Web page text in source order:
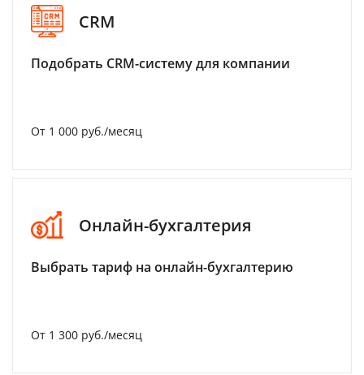
CRM
Подобрать CRM-систему для компании
От 1 000 руб./месяц
Онлайн-бухгалтерия
Выбрать тариф на онлайн-бухгалтерию
От 1 300 руб./месяц